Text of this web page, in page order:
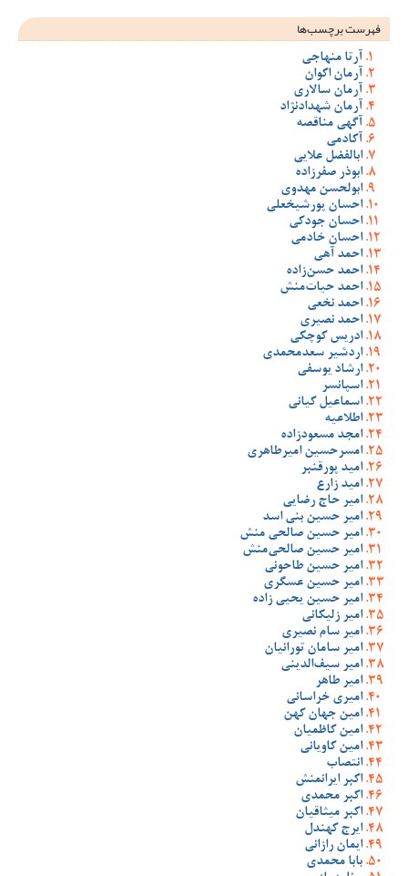
فهرست برچسب‌ها
آرتا منهاجی
آرمان اکوان
آرمان سالاری
آرمان شهدادنژاد
آگهی مناقصه
آکادمی
ابالفضل علایی
ابوذر صفرزاده
ابولحسن مهدوی
احسان پورشیخعلی
احسان جودکی
احسان خادمی
احمد آهی
احمد حسن‌زاده
احمد حیات‌منش
احمد نخعی
احمد نصیری
ادریس کوچکی
اردشیر سعدمحمدی
ارشاد یوسفی
اسپانسر
اسماعیل کیانی
اطلاعیه
امجد مسعودزاده
امسرحسین امیرطاهری
امید پورقنبر
امید زارع
امیر حاج رضایی
امیر حسین بنی اسد
امیر حسین صالحی منش
امیر حسین صالحی‌منش
امیر حسین طاحونی
امیر حسین عسگری
امیر حسین یحیی زاده
امیر زلیکانی
امیر سام نصیری
امیر سامان تورانیان
امیر سیف‌الدینی
امیر طاهر
امیری خراسانی
امین جهان کهن
امین کاظمیان
امین کاویانی
انتصاب
اکبر ایرانمنش
اکبر محمدی
اکبر میثاقیان
ایرج کهندل
ایمان رازانی
بابا محمدی